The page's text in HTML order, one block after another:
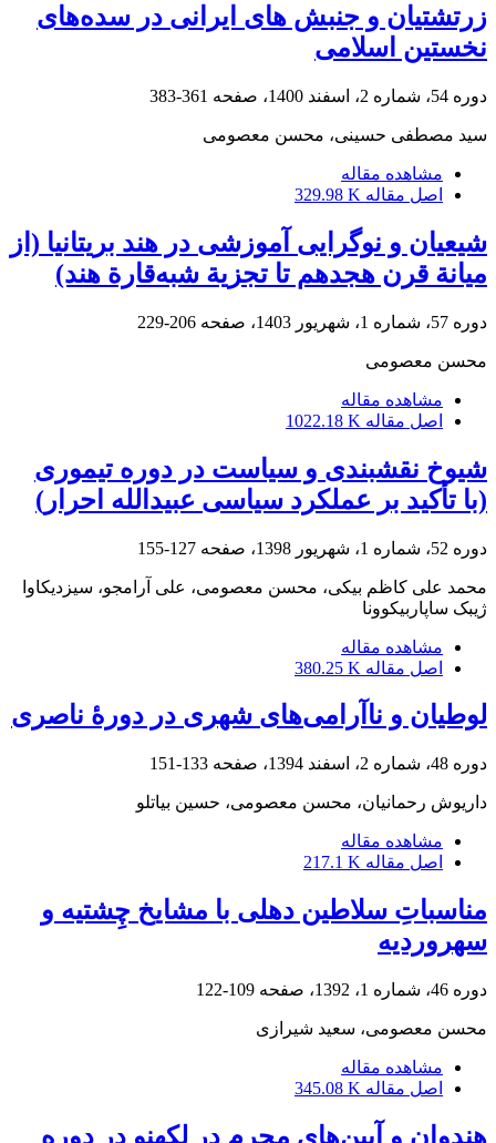
زرتشتیان و جنبش های ایرانی در سده‌های
نخستین اسلامی
دوره 54، شماره 2، اسفند 1400، صفحه 361-383
سید مصطفی حسینی، محسن معصومی
مشاهده مقاله
اصل مقاله 329.98 K
شیعیان و نوگرایی آموزشی در هند بریتانیا (از
میانة قرن هجدهم تا تجزیة شبه‌قارة هند)
دوره 57، شماره 1، شهریور 1403، صفحه 206-229
محسن معصومی
مشاهده مقاله
اصل مقاله 1022.18 K
شیوخ نقشبندی و سیاست در دوره تیموری
(با تأکید بر عملکرد سیاسی عبیدالله احرار)
دوره 52، شماره 1، شهریور 1398، صفحه 127-155
محمد علی کاظم بیکی، محسن معصومی، علی آرامجو، سیزدیکاوا
ژیبک ساپاربیکوونا
مشاهده مقاله
اصل مقاله 380.25 K
لوطیان و ناآرامی‌های شهری در دورۀ ناصری
دوره 48، شماره 2، اسفند 1394، صفحه 133-151
داریوش رحمانیان، محسن معصومی، حسین بیاتلو
مشاهده مقاله
اصل مقاله 217.1 K
مناسباتِ سلاطین دهلی با مشایخ چِشتیه و
سهروردیه
دوره 46، شماره 1، 1392، صفحه 109-122
محسن معصومی، سعید شیرازی
مشاهده مقاله
اصل مقاله 345.08 K
هندوان و آیین‌های محرم در لکهنو در دوره